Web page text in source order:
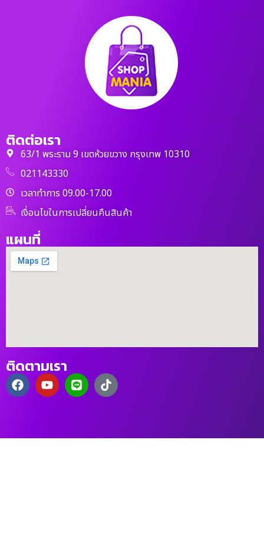
ติดต่อเรา
63/1 พระราม 9 เขตห้วยขวาง กรุงเทพ 10310
021143330
เวลาทำการ 09.00-17.00
เงื่อนไขในการเปลี่ยนคืนสินค้า
แผนที่
ติดตามเรา